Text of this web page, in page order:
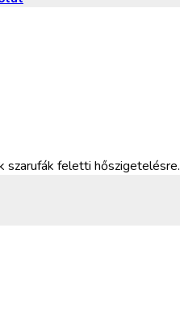
szarufák feletti hőszigetelésre.